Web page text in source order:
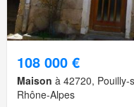
108 000 €
Maison à 42720, Pouilly-
Rhône-Alpes